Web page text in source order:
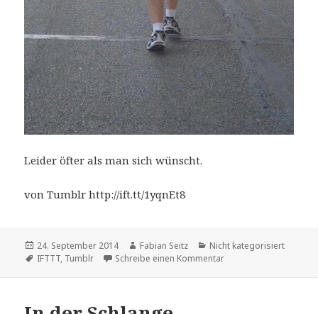
Leider öfter als man sich wünscht.
von Tumblr http://ift.tt/1yqnEt8
Veröffentlicht
am
24. September 2014 Autor
Fabian Seitz Kategorien
Nicht kategorisiert
Schlagwörter
IFTTT, Tumblr Schreibe einen Kommentarzu Leider öfter als